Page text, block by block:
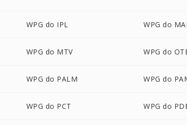
WPG do IPL WPG do
WPG do MTV WPG do
WPG do PALM WPG do
WPG do PCT WPG do